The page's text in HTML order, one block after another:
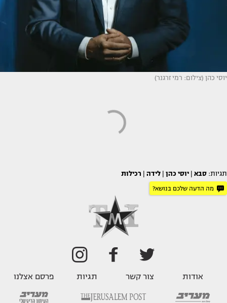
יוסי כהן (צילום: רמי זרגנר)
תגיות: סבא יוסי כהן לידה רכילות
מה הדעה שלכם בנושא?
אודות צור קשר תגיות פרסם אצלנו